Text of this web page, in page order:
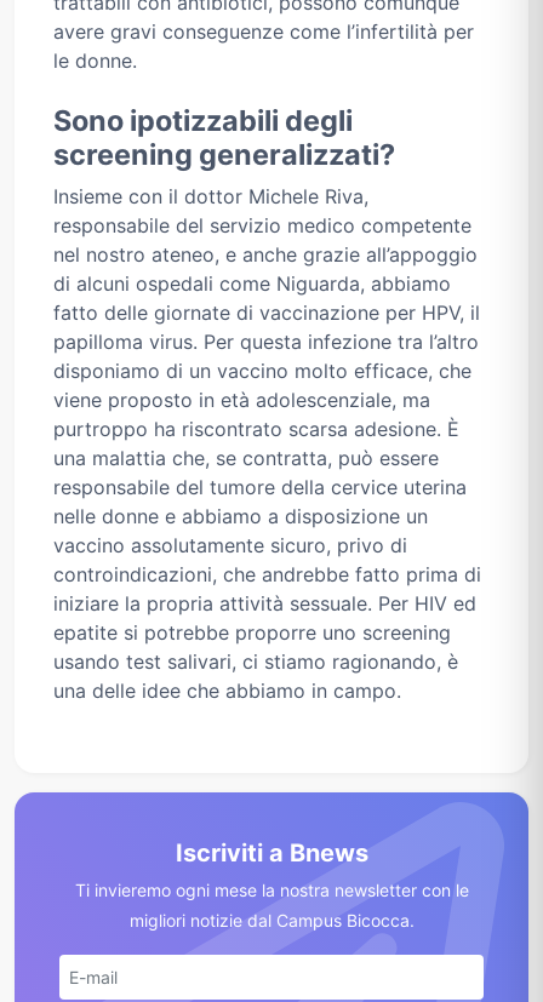
avere gravi conseguenze come l’infertilità per
le donne.
Sono ipotizzabili degli
screening generalizzati?
Insieme con il dottor Michele Riva,
responsabile del servizio medico competente
nel nostro ateneo, e anche grazie all’appoggio
di alcuni ospedali come Niguarda, abbiamo
fatto delle giornate di vaccinazione per HPV, il
papilloma virus. Per questa infezione tra l’altro
disponiamo di un vaccino molto efficace, che
viene proposto in età adolescenziale, ma
purtroppo ha riscontrato scarsa adesione. È
una malattia che, se contratta, può essere
responsabile del tumore della cervice uterina
nelle donne e abbiamo a disposizione un
vaccino assolutamente sicuro, privo di
controindicazioni, che andrebbe fatto prima di
iniziare la propria attività sessuale. Per HIV ed
epatite si potrebbe proporre uno screening
usando test salivari, ci stiamo ragionando, è
una delle idee che abbiamo in campo.
Iscriviti a Bnews
Ti invieremo ogni mese la nostra newsletter con le
migliori notizie dal Campus Bicocca.